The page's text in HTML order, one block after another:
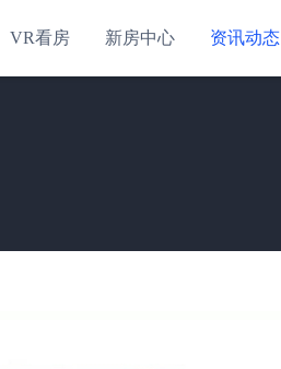
VR看房 新房中心 资讯动态